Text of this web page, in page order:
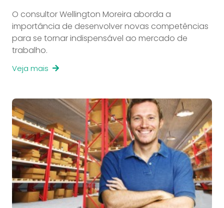
O consultor Wellington Moreira aborda a
importância de desenvolver novas competências
para se tornar indispensável ao mercado de
trabalho.
Veja mais